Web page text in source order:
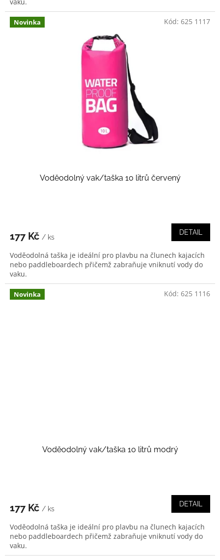
Novinka
Voděodolný vak/taška 10 litrů červený
177 Kč / ks
DETAIL
Voděodolná taška je ideální pro plavbu na člunech kajacích
nebo paddleboardech přičemž zabraňuje vniknutí vody do
vaku.
Kód: 625 1117
Novinka
Voděodolný vak/taška 10 litrů modrý
177 Kč / ks
DETAIL
Voděodolná taška je ideální pro plavbu na člunech kajacích
nebo paddleboardech přičemž zabraňuje vniknutí vody do
vaku.
Kód: 625 1116